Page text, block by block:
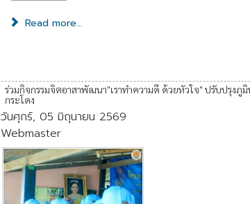
Read more...
ร่วมกิจกรรมจิตอาสาพัฒนา"เราทำความดี ด้วยหัวใจ" ปรับปรุงภู
กระโดง
วันศุกร์, 05 มิถุนายน 2569
Webmaster